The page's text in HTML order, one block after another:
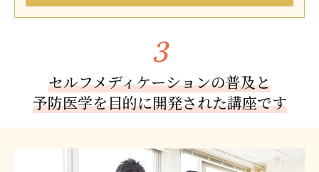
セルフメディケーションの普及と
予防医学を目的に開発された講座です